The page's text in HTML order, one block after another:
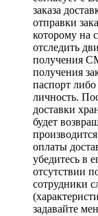
заказа
отправки
которому на
отследить
получения
получения
паспорт
личность.
доставки
будет
оплаты
убедитесь в
отсутствии
сотрудники
задавайте